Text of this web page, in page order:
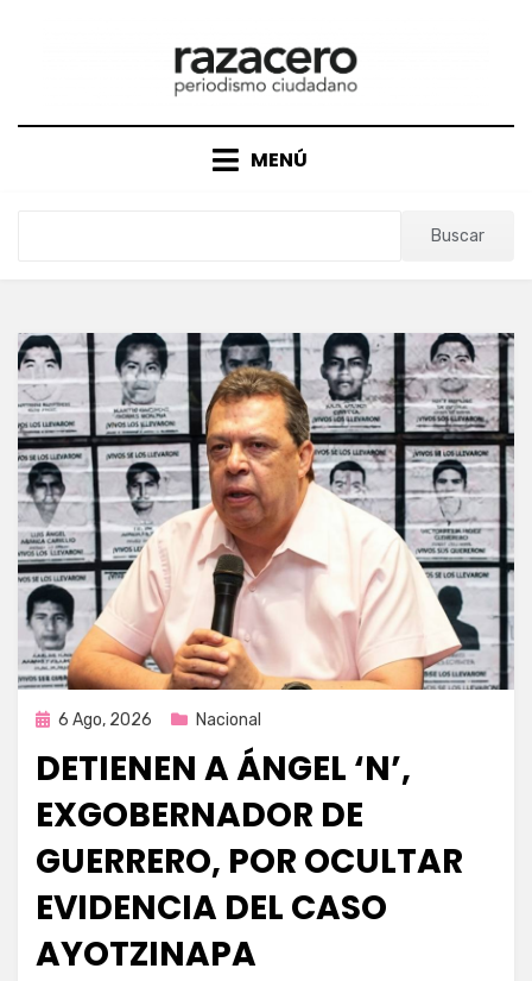
MENÚ
Buscar
Publicada
6 Ago, 2026 Nacional
DETIENEN A ÁNGEL ‘N’,
EXGOBERNADOR DE
GUERRERO, POR OCULTAR
EVIDENCIA DEL CASO
AYOTZINAPA